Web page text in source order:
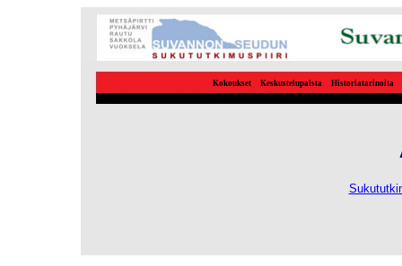
Kokoukset Keskustelupalsta Historiatarinoita